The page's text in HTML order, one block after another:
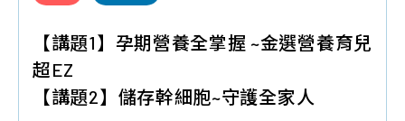
【講題1】孕期營養全掌握 ~金選營養育兒
超EZ
【講題2】儲存幹細胞~守護全家人